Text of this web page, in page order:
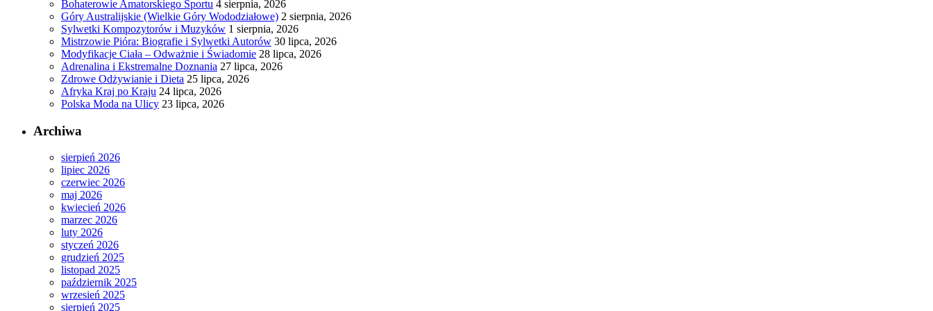
Bohaterowie Amatorskiego Sportu 4 sierpnia, 2026
Góry Australijskie (Wielkie Góry Wododziałowe) 2 sierpnia, 2026
Sylwetki Kompozytorów i Muzyków 1 sierpnia, 2026
Mistrzowie Pióra: Biografie i Sylwetki Autorów 30 lipca, 2026
Modyfikacje Ciała – Odważnie i Świadomie 28 lipca, 2026
Adrenalina i Ekstremalne Doznania 27 lipca, 2026
Zdrowe Odżywianie i Dieta 25 lipca, 2026
Afryka Kraj po Kraju 24 lipca, 2026
Polska Moda na Ulicy 23 lipca, 2026
Archiwa
sierpień 2026
lipiec 2026
czerwiec 2026
maj 2026
kwiecień 2026
marzec 2026
luty 2026
styczeń 2026
grudzień 2025
listopad 2025
październik 2025
wrzesień 2025
sierpień 2025